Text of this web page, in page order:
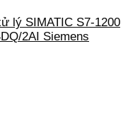
lý SIMATIC S7-1200
2AI Siemens